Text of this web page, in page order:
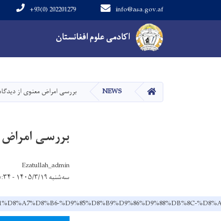
اکادمی علوم افغانستان
info@asa.gov.af
+93(0) 202201279
Main navigation
HOME
NEWS بررسی امراض معنوی از
بررسی امراض
Ezatullah_admin
سه‌شنبه ۱۴۰۵/۳/۱۹ - ۱۵:۳۴
%D9%85%D8%B9%D9%86%D9%88%DB%8C-